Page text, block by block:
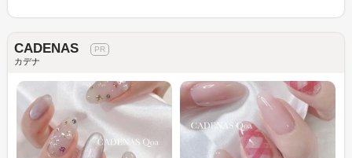
CADENAS
カデナ